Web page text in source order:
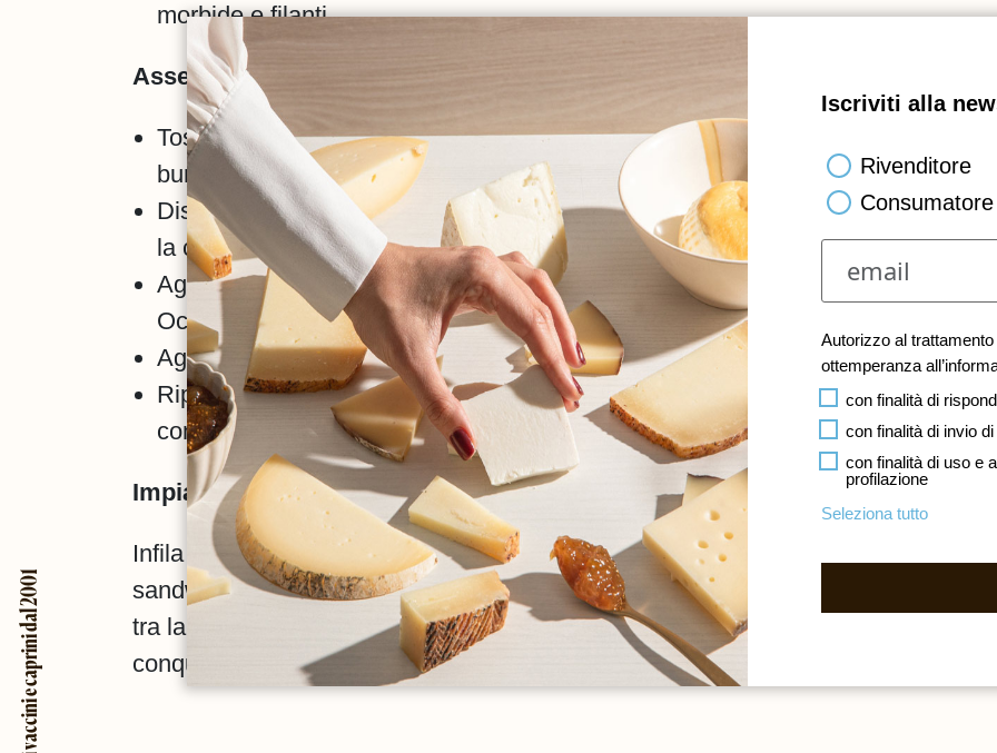
morbide e filanti.
Assemblaggio del sandwich:
Tosta le fette di pane in cassetta in padella con una noce di
burro fino a quando saranno dorate e croccanti.
Disponi una fetta di pane sul piano di lavoro e spalmaci sopra
la crema di avocado.
Aggiungi le fette di pomodoro caramellato e, sopra, le fette di
Occhio di Puglia fuso.
Aggiungi qualche fetta di bresaola a piacere.
Ripeti il procedimento con il secondo strato e chiudi il sandwich
con l'ultima fetta di pane.
Impiattamento:
Infila uno stecchino per tenere gli strati ben saldi, taglia il club
sandwich a metà, poi gustalo subito o portalo con te! Il contrasto
tra la morbidezza del formaggio e la croccantezza del pane ti
conquisterà.
Iscriviti alla
Rivenditore
Autorizzo al
ottemperanza all’
con finalità di
con finalità di invio
con finalità di uso e
profilazione
Seleziona tutto